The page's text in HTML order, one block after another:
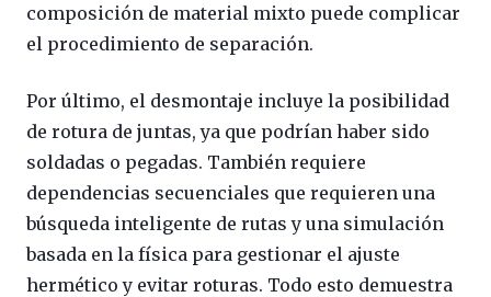
composición de material mixto puede complicar
el procedimiento de separación.
Por último, el desmontaje incluye la posibilidad
de rotura de juntas, ya que podrían haber sido
soldadas o pegadas. También requiere
dependencias secuenciales que requieren una
búsqueda inteligente de rutas y una simulación
basada en la física para gestionar el ajuste
hermético y evitar roturas. Todo esto demuestra